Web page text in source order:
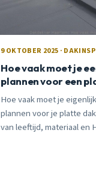
9 OKTOBER 2025 ·
Hoe vaak moet je
plannen voor een
Hoe vaak moet je
plannen voor je platte
van leeftijd, materiaal en